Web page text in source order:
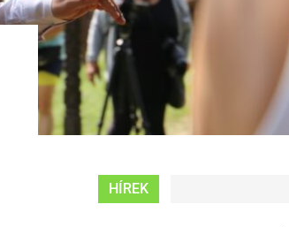
HÍREK